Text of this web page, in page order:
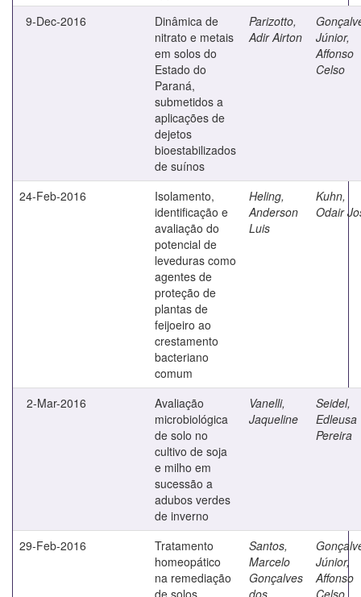
9-Dec-2016
Dinâmica de
nitrato e metais
em solos do
Estado do
Paraná,
submetidos a
aplicações de
dejetos
bioestabilizados
de suínos
Parizotto,
Adir Airton
Júnior,
Affonso
Celso
24-Feb-2016
Isolamento,
identificação e
avaliação do
potencial de
leveduras como
agentes de
proteção de
plantas de
feijoeiro ao
crestamento
bacteriano
comum
Heling,
Anderson
Luis
Kuhn,
Odair
2-Mar-2016
Avaliação
microbiológica
de solo no
cultivo de soja
e milho em
sucessão a
adubos verdes
de inverno
Vanelli,
Jaqueline
Seidel,
Edleusa
Pereira
29-Feb-2016
Tratamento
homeopático
na remediação
de solos
Santos,
Marcelo
Gonçalves
dos
Júnior,
Affonso
Celso